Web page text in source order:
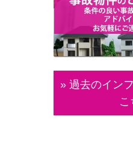
» 過去のイン
こ